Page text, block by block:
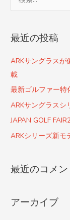
象
最近の投稿
ARKサングラスが
載
最新ゴルファー特
ARKサングラスシ
JAPAN GOLF
ARKシリーズ新モ
最近のコメン
アーカイブ